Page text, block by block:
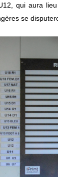
qui aura
se